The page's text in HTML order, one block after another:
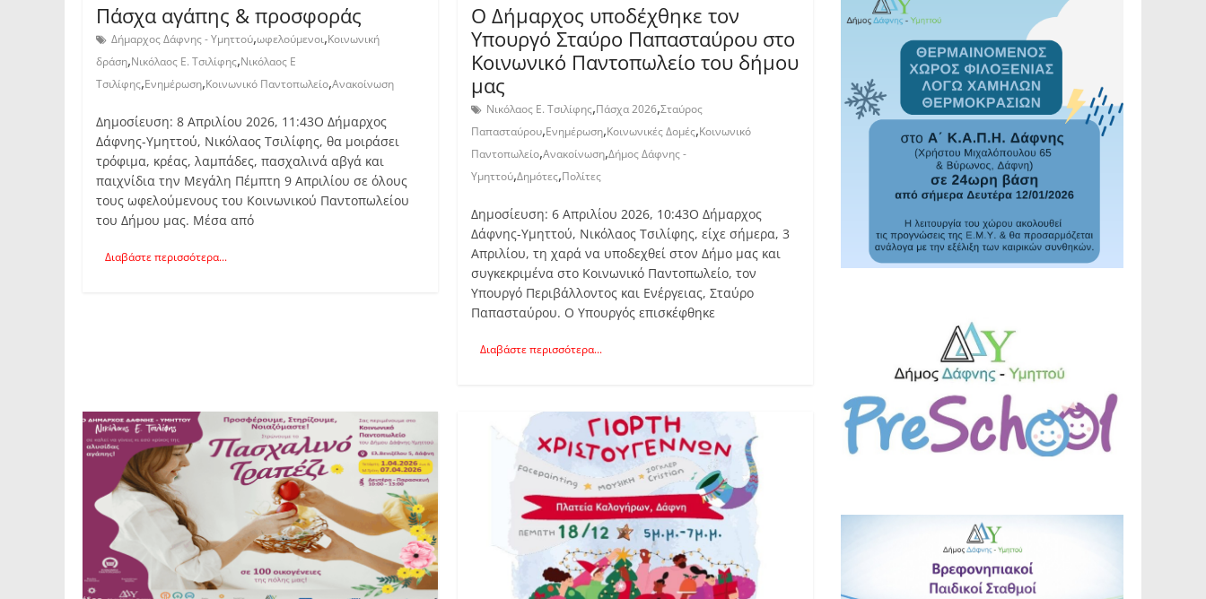
Πάσχα αγάπης & προσφοράς
Δήμαρχος Δάφνης - Υμηττού,ωφελούμενοι,Κοινωνική
δράση,Νικόλαος Ε. Τσιλίφης,Νικόλαος Ε
Τσιλίφης,Ενημέρωση,Κοινωνικό Παντοπωλείο,Ανακοίνωση
Δημοσίευση: 8 Απριλίου 2026, 11:43Ο Δήμαρχος
Δάφνης-Υμηττού, Νικόλαος Τσιλίφης, θα μοιράσει
τρόφιμα, κρέας, λαμπάδες, πασχαλινά αβγά και
παιχνίδια την Μεγάλη Πέμπτη 9 Απριλίου σε όλους
τους ωφελούμενους του Κοινωνικού Παντοπωλείου
του Δήμου μας. Μέσα από
Διαβάστε περισσότερα...
Ο Δήμαρχος υποδέχθηκε τον
Υπουργό Σταύρο Παπασταύρου στο
Κοινωνικό Παντοπωλείο του δήμου
μας
Νικόλαος Ε. Τσιλίφης,Πάσχα 2026,Σταύρος
Παπασταύρου,Ενημέρωση,Κοινωνικές Δομές,Κοινωνικό
Παντοπωλείο,Ανακοίνωση,Δήμος Δάφνης -
Υμηττού,Δημότες,Πολίτες
Δημοσίευση: 6 Απριλίου 2026, 10:43Ο Δήμαρχος
Δάφνης-Υμηττού, Νικόλαος Τσιλίφης, είχε σήμερα, 3
Απριλίου, τη χαρά να υποδεχθεί στον Δήμο μας και
συγκεκριμένα στο Κοινωνικό Παντοπωλείο, τον
Υπουργό Περιβάλλοντος και Ενέργειας, Σταύρο
Παπασταύρου. Ο Υπουργός επισκέφθηκε
Διαβάστε περισσότερα...